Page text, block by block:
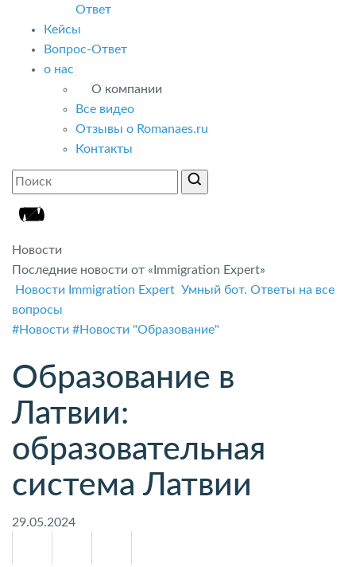
Ответ
Кейсы
Вопрос-Ответ
о нас
О компании
Все видео
Отзывы о Romanaes.ru
Контакты
Новости
Последние новости от «Immigration Expert»
Новости Immigration Expert Умный бот. Ответы на все
вопросы
#Новости #Новости "Образование"
Образование в
Латвии:
образовательная
система Латвии
29.05.2024